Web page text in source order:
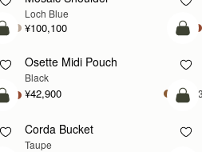
Loch Blue
¥100,100
予約する
カ
Osette Midi Pouch
Black
¥42,900
カートに追加
カ
Corda Bucket
Taupe